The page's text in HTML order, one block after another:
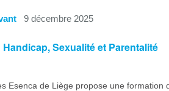
Sexualité et Parentalité
9 décembre 2025
Esenca de Liège propose une formation